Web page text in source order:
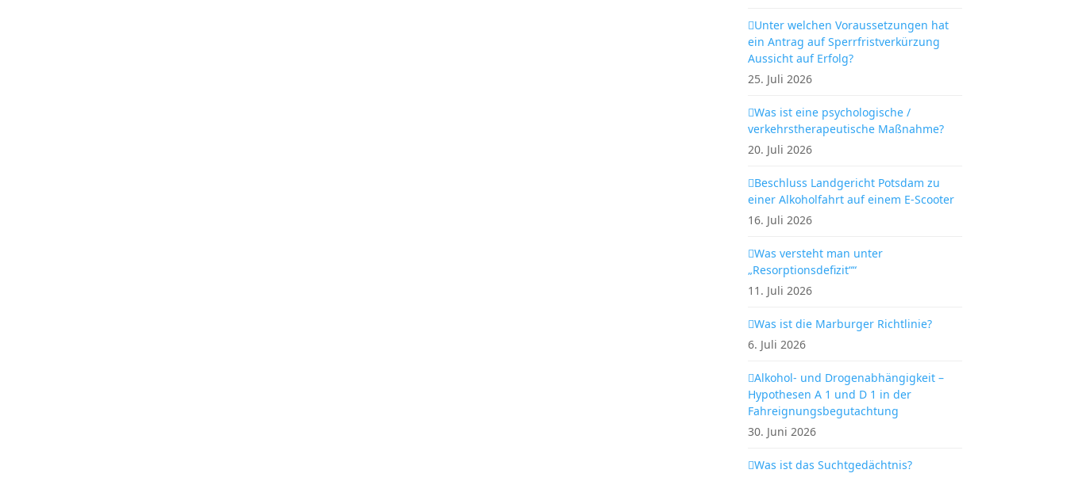
Unter welchen Voraussetzungen hat
ein Antrag auf Sperrfristverkürzung
Aussicht auf Erfolg?
25. Juli 2026
Was ist eine psychologische /
verkehrstherapeutische Maßnahme?
20. Juli 2026
Beschluss Landgericht Potsdam zu
einer Alkoholfahrt auf einem E-Scooter
16. Juli 2026
Was versteht man unter
„Resorptionsdefizit““
11. Juli 2026
Was ist die Marburger Richtlinie?
6. Juli 2026
Alkohol- und Drogenabhängigkeit –
Hypothesen A 1 und D 1 in der
Fahreignungsbegutachtung
30. Juni 2026
Was ist das Suchtgedächtnis?